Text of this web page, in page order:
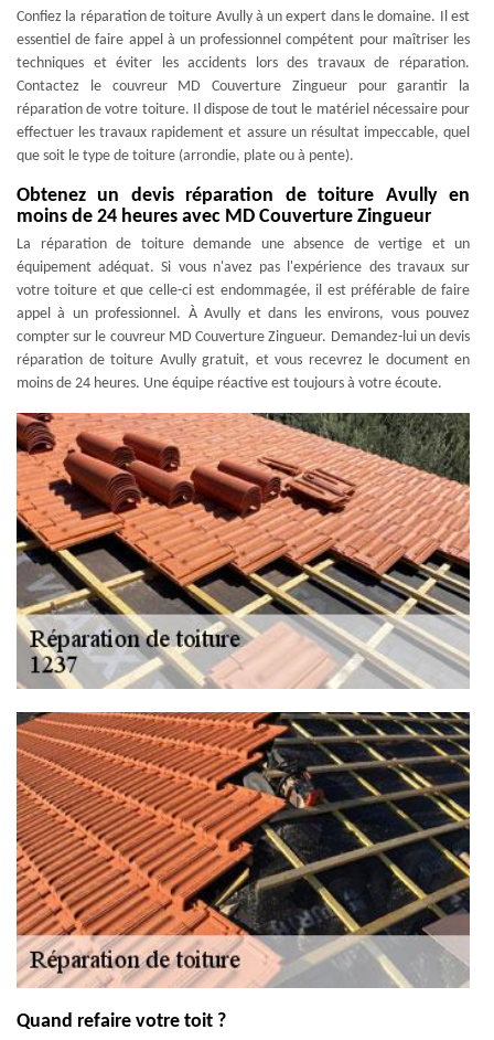
Confiez la réparation de toiture Avully à un expert dans le domaine. Il est
essentiel de faire appel à un professionnel compétent pour maîtriser les
techniques et éviter les accidents lors des travaux de réparation.
Contactez le couvreur MD Couverture Zingueur pour garantir la
réparation de votre toiture. Il dispose de tout le matériel nécessaire pour
effectuer les travaux rapidement et assure un résultat impeccable, quel
que soit le type de toiture (arrondie, plate ou à pente).
Obtenez un devis réparation de toiture Avully en
moins de 24 heures avec MD Couverture Zingueur
La réparation de toiture demande une absence de vertige et un
équipement adéquat. Si vous n'avez pas l'expérience des travaux sur
votre toiture et que celle-ci est endommagée, il est préférable de faire
appel à un professionnel. À Avully et dans les environs, vous pouvez
compter sur le couvreur MD Couverture Zingueur. Demandez-lui un devis
réparation de toiture Avully gratuit, et vous recevrez le document en
moins de 24 heures. Une équipe réactive est toujours à votre écoute.
Quand refaire votre toit ?